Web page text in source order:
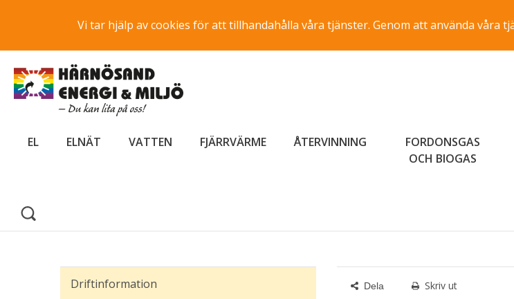
Vi tar hjälp av cookies för att tillhandahålla våra tjänster. Genom att använda våra
EL ELNÄT VATTEN FJÄRRVÄRME ÅTERVINNING
FORDONSGAS
OCH BIOGAS
Driftinformation
Dela Skriv ut